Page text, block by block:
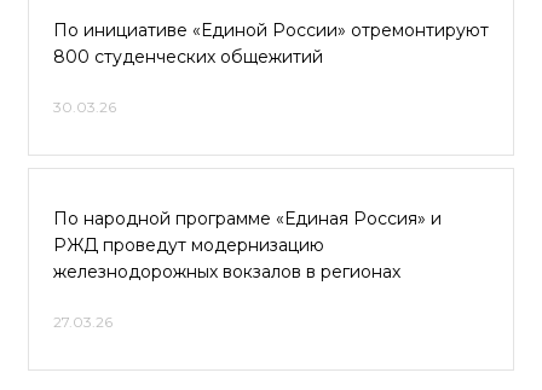
По инициативе «Единой России» отремонтируют
800 студенческих общежитий
30.03.26
По народной программе «Единая Россия» и
РЖД проведут модернизацию
железнодорожных вокзалов в регионах
27.03.26